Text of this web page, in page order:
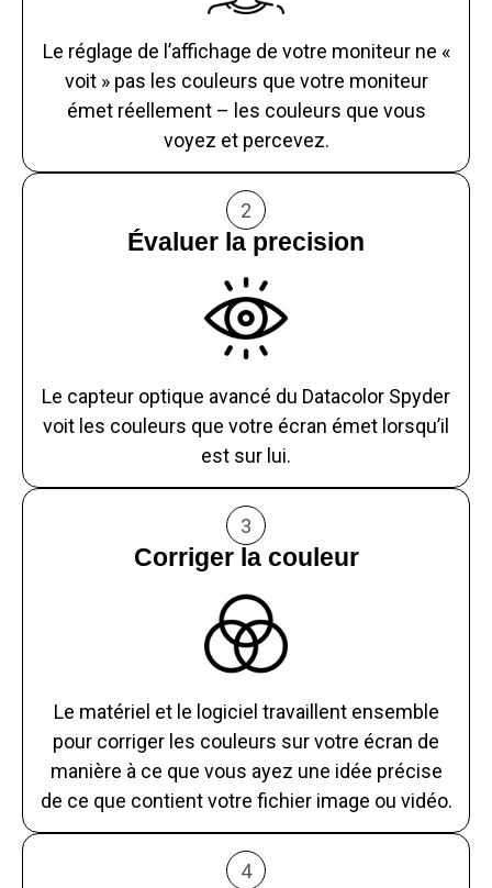
Le réglage de l’affichage de votre moniteur ne «
voit » pas les couleurs que votre moniteur
émet réellement – les couleurs que vous
voyez et percevez.
2
Évaluer la precision
Le capteur optique avancé du Datacolor Spyder
voit les couleurs que votre écran émet lorsqu’il
est sur lui.
3
Corriger la couleur
Le matériel et le logiciel travaillent ensemble
pour corriger les couleurs sur votre écran de
manière à ce que vous ayez une idée précise
de ce que contient votre fichier image ou vidéo.
4